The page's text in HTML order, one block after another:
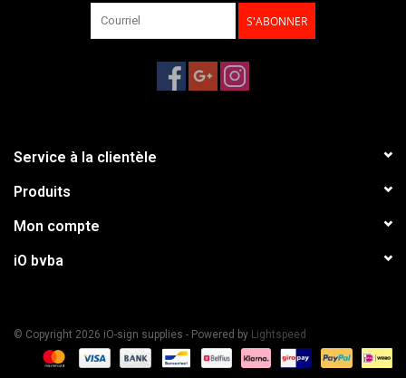
S'ABONNER
Service à la clientèle
Produits
Mon compte
iO bvba
© Copyright 2026 iO-sign supplies - Powered by Lightspeed